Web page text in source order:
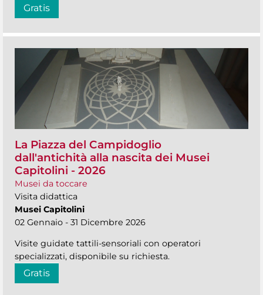
Gratis
La Piazza del Campidoglio
dall'antichità alla nascita dei Musei
Capitolini - 2026
Musei da toccare
Visita didattica
Musei Capitolini
02 Gennaio - 31 Dicembre 2026
Visite guidate tattili-sensoriali con operatori
specializzati, disponibile su richiesta.
Gratis